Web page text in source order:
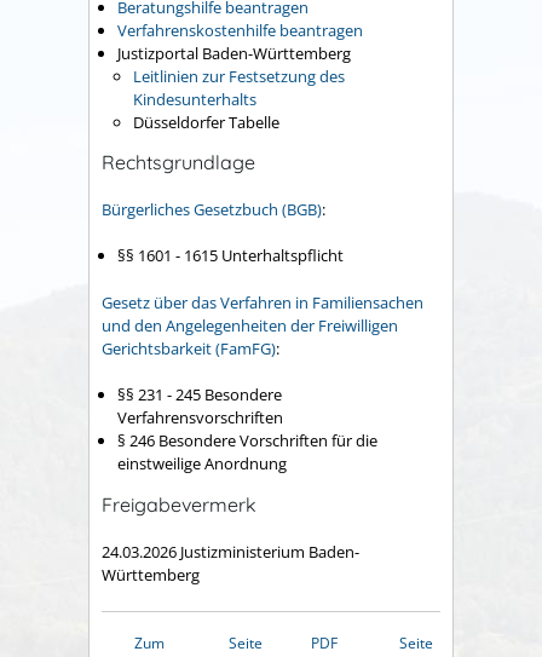
Beratungshilfe beantragen
Verfahrenskostenhilfe beantragen
Justizportal Baden-Württemberg
Leitlinien zur Festsetzung des
Kindesunterhalts
Düsseldorfer Tabelle
Rechtsgrundlage
Bürgerliches Gesetzbuch (BGB):
§§ 1601 - 1615 Unterhaltspflicht
Gesetz über das Verfahren in Familiensachen
und den Angelegenheiten der Freiwilligen
Gerichtsbarkeit (FamFG):
§§ 231 - 245 Besondere
Verfahrensvorschriften
§ 246 Besondere Vorschriften für die
einstweilige Anordnung
Freigabevermerk
24.03.2026 Justizministerium Baden-
Württemberg
Zum
Seite
PDF
Seite